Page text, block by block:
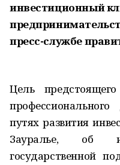
инвестиционный
пресс-службе
Цель
путях развития
Зауралье, об
государственной